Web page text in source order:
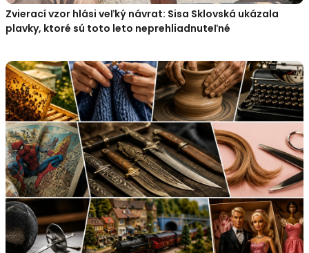
Zvierací vzor hlási veľký návrat: Sisa Sklovská ukázala
plavky, ktoré sú toto leto neprehliadnuteľné